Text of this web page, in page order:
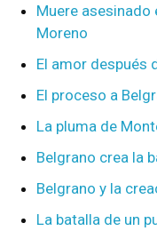
Muere
Moreno
El amor después
El proceso a
La pluma de
Belgrano crea la
Belgrano y la
La batalla de un